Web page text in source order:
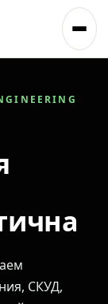
СКУД,